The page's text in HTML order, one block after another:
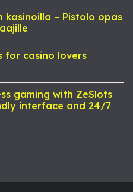
kasinoilla – Pistolo opas
for casino lovers
gaming with ZeSlots
interface and 24/7